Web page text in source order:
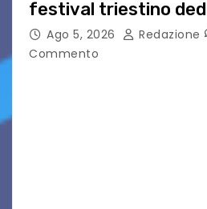
festival triestino
Springsteen
Ago 5, 2026 Redazione
Commento